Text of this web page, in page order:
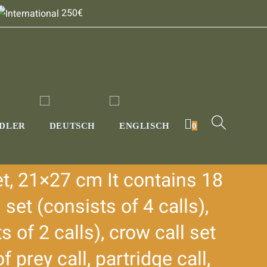
250€
0
21×27 cm It contains 18
(consists of 4 calls),
of 2 calls), crow call set
prey call, partridge call,